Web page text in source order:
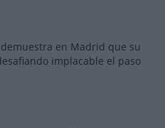
demuestra en Madrid que su
implacable el paso